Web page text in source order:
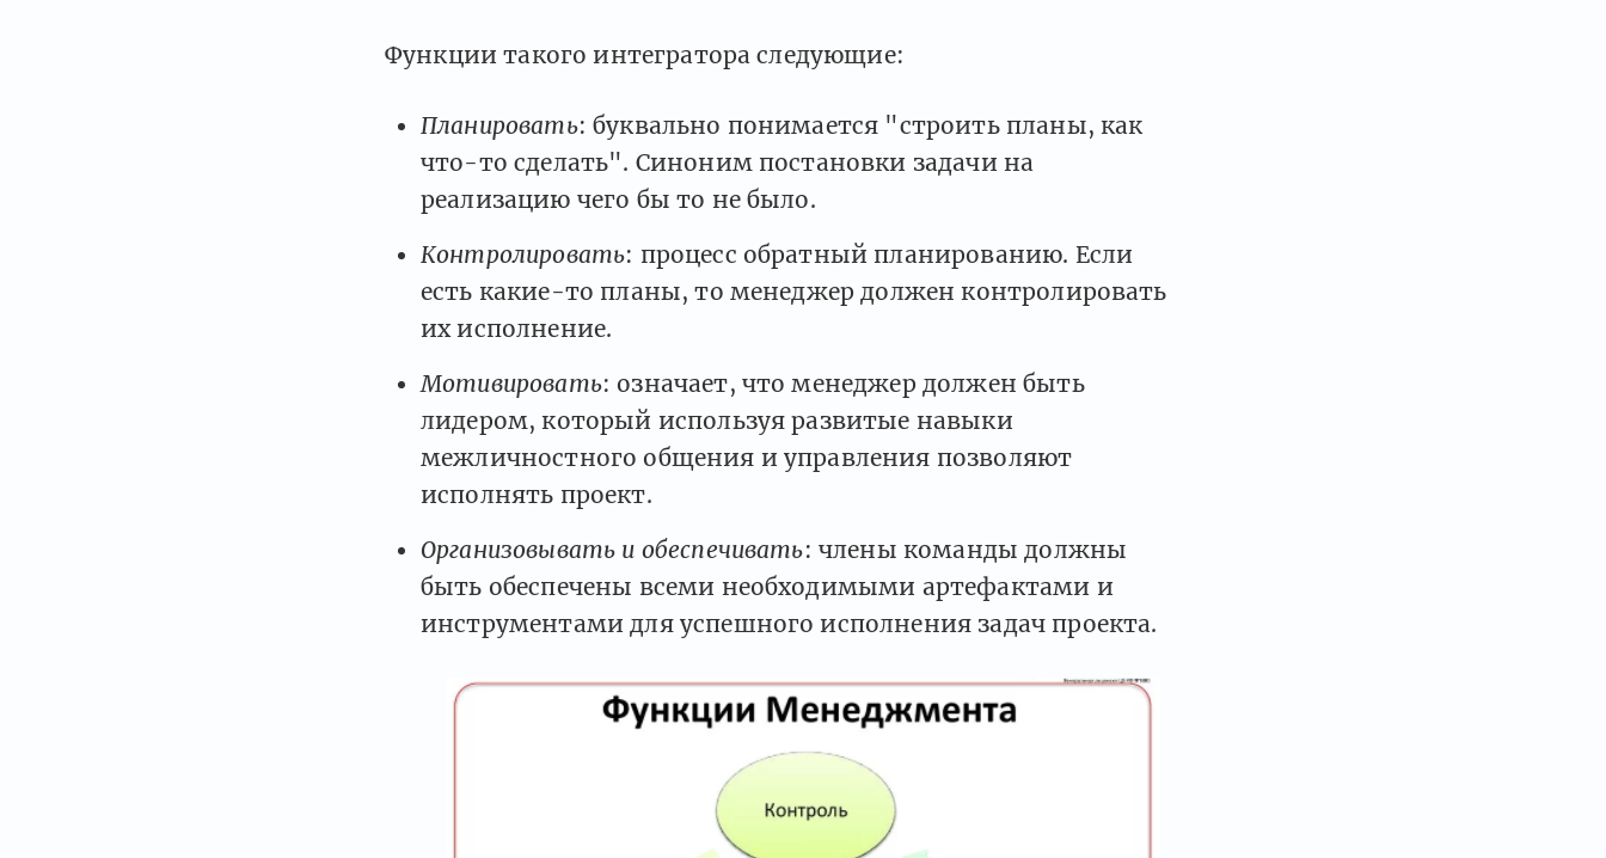
Функции такого интегратора следующие:
Планировать: буквально понимается "строить планы, как
что-то сделать". Синоним постановки задачи на
реализацию чего бы то не было.
Контролировать: процесс обратный планированию. Если
есть какие-то планы, то менеджер должен контролировать
их исполнение.
Мотивировать: означает, что менеджер должен быть
лидером, который используя развитые навыки
межличностного общения и управления позволяют
исполнять проект.
Организовывать и обеспечивать: члены команды должны
быть обеспечены всеми необходимыми артефактами и
инструментами для успешного исполнения задач проекта.